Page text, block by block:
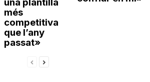
més
competitiva
que l’any
passat»